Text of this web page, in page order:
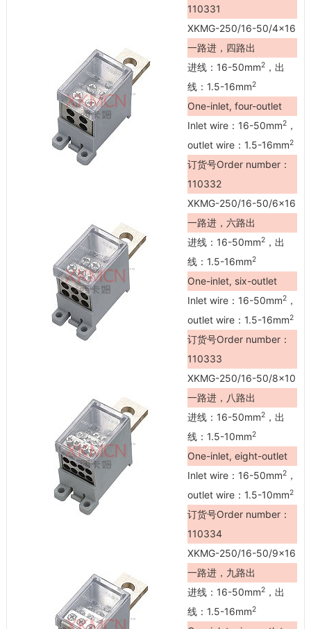
110331
XKMG-250/16-50/4×16
一路进，四路出
进线：16-50mm2，出
线：1.5-16mm2
One-inlet, four-outlet
Inlet wire：16-50mm2，
outlet wire：1.5-16mm2
订货号Order number：
110332
XKMG-250/16-50/6×16
一路进，六路出
进线：16-50mm2，出
线：1.5-16mm2
One-inlet, six-outlet
Inlet wire：16-50mm2，
outlet wire：1.5-16mm2
订货号Order number：
110333
XKMG-250/16-50/8×10
一路进，八路出
进线：16-50mm2，出
线：1.5-10mm2
One-inlet, eight-outlet
Inlet wire：16-50mm2，
outlet wire：1.5-10mm2
订货号Order number：
110334
XKMG-250/16-50/9×16
一路进，九路出
进线：16-50mm2，出
线：1.5-16mm2